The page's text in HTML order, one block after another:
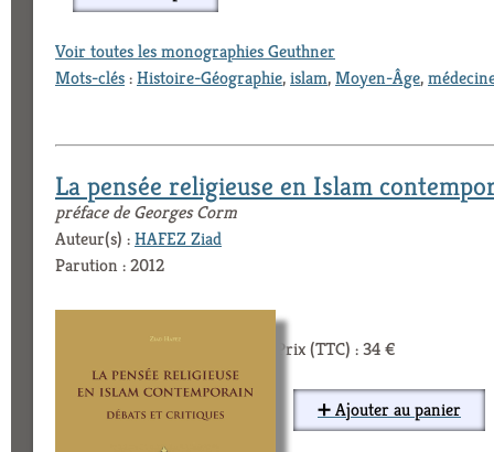
Voir toutes les monographies Geuthner
Mots-clés:Histoire-Géographie,islam,Moyen-Âge,
La pensée religieuse en Islam
préface de Georges Corm
Auteur(s) :HAFEZ Ziad
Parution : 2012
Prix (TTC) : 34 €
➕ Ajouter au panier